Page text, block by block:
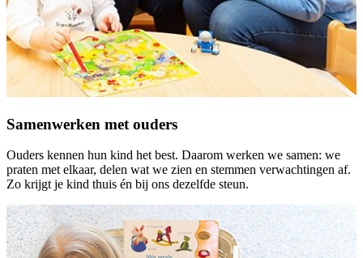
Samenwerken met ouders
Ouders kennen hun kind het best. Daarom werken we samen: we
praten met elkaar, delen wat we zien en stemmen verwachtingen af.
Zo krijgt je kind thuis én bij ons dezelfde steun.